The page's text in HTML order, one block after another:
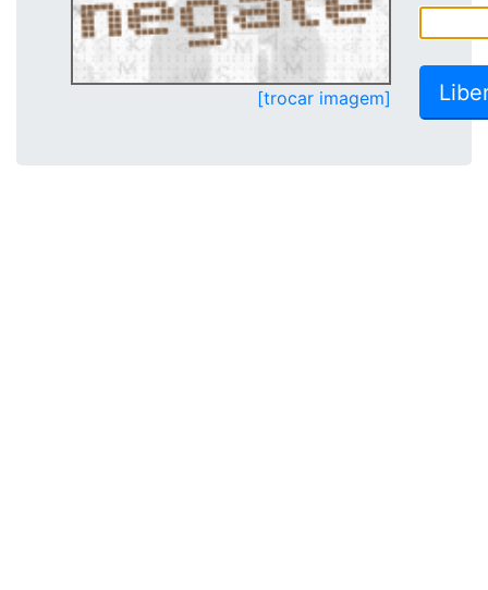
[trocar imagem]